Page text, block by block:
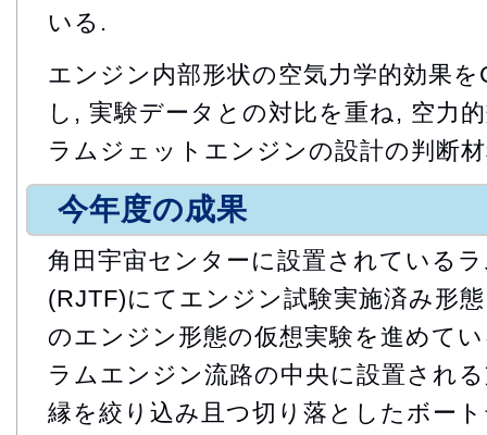
いる.
エンジン内部形状の空気力学的効果
し, 実験データとの対比を重ね, 空力
ラムジェットエンジンの設計の判断
今年度の成果
角田宇宙センターに設置されている
(RJTF)にてエンジン試験実施済み形
のエンジン形態の仮想実験を進めて
ラムエンジン流路の中央に設置され
縁を絞り込み且つ切り落としたボー